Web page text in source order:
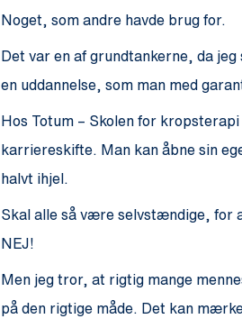
Noget, som andre havde brug for.
Det var en af grundtankerne, da
en uddannelse, som man med
Hos Totum – Skolen for
karriereskifte. Man kan åbne sin
halvt ihjel.
Skal alle så være selvstændige, for
NEJ!
Men jeg tror, at rigtig mange
på den rigtige måde. Det kan